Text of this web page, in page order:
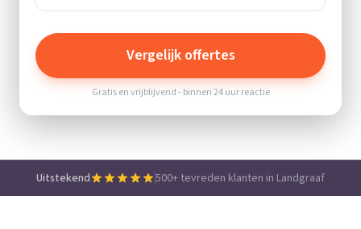
Vergelijk offertes
Gratis en vrijblijvend - binnen 24 uur reactie
Uitstekend 500+ tevreden klanten in Landgraaf